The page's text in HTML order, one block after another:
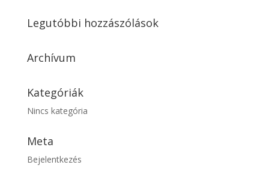
Legutóbbi hozzászólások
Archívum
Kategóriák
Nincs kategória
Meta
Bejelentkezés